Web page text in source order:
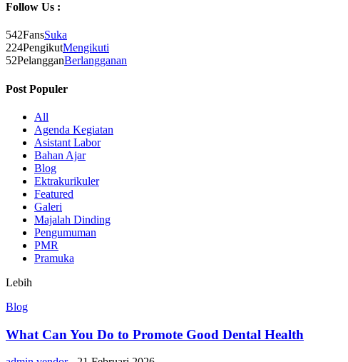
Follow Us :
542FansSuka
224PengikutMengikuti
52PelangganBerlangganan
Post Populer
All
Agenda Kegiatan
Asistant Labor
Bahan Ajar
Blog
Ektrakurikuler
Featured
Galeri
Majalah Dinding
Pengumuman
PMR
Pramuka
Lebih
Blog
What Can You Do to Promote Good Dental Health